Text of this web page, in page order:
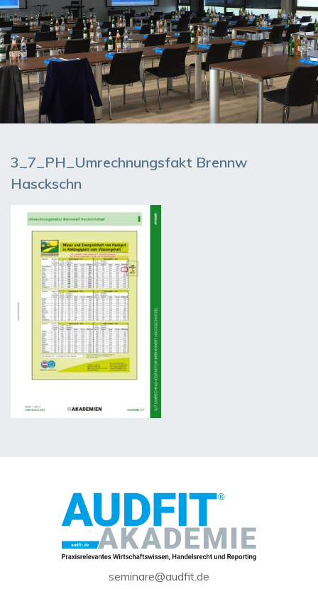
3_7_PH_Umrechnungsfakt Brennw
Hasckschn
seminare@audfit.de